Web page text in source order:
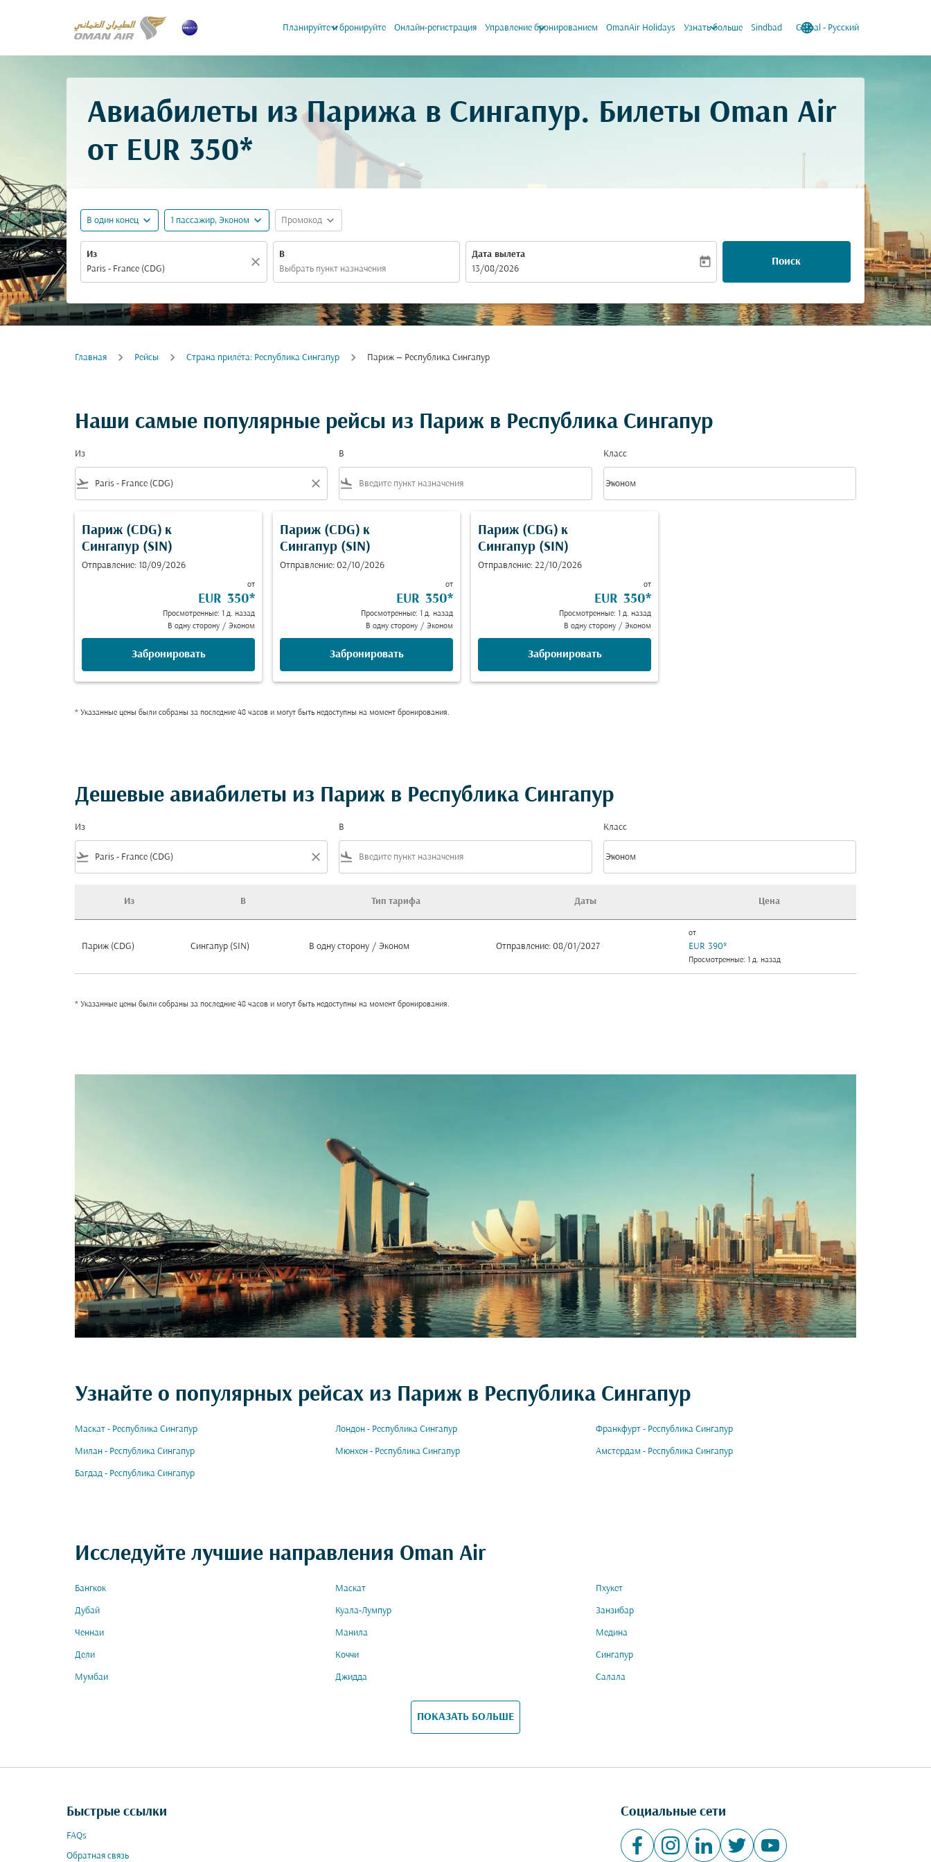
Планируйте и бронируйте
keyboard_arrow_down Онлайн-регистрация Управление бронированием
keyboard_arrow_down OmanAir Holidays Узнать больше
keyboard_arrow_down Sindbad language
Global - Русский
keyboard_arrow_down
Авиабилеты из Парижа в Сингапур. Билеты Oman Air
от EUR 350*
В один конец expand_more 1 пассажир, Эконом expand_more Промокод expand_more
Из
close
В
Дата вылета
fc-booking-departure-date-aria-label
13/08/2026
today Поиск
Главная Рейсы Cтрана прилёта: Республика Сингапур Париж — Республика Сингапур
Наши самые популярные рейсы из Париж в Республика Сингапур
Из
flight_takeoff close
В
flight_land
Класс
Класс option Эконом Selected
Эконом
keyboard_arrow_down
Париж (CDG) к
Сингапур (SIN)
Отправление: 18/09/2026
от
EUR 350*
Просмотренные: 1 д. назад
В одну сторону / Эконом
Забронировать
Париж (CDG) к
Сингапур (SIN)
Отправление: 02/10/2026
от
EUR 350*
Просмотренные: 1 д. назад
В одну сторону / Эконом
Забронировать
Париж (CDG) к
Сингапур (SIN)
Отправление: 22/10/2026
от
EUR 350*
Просмотренные: 1 д. назад
В одну сторону / Эконом
Забронировать
* Указанные цены были собраны за последние 48 часов и могут быть недоступны на момент бронирования.
Дешевые авиабилеты из Париж в Республика Сингапур
Из
flight_takeoff close
В
flight_land
Класс
Класс option Эконом Selected
Эконом
keyboard_arrow_down
Из В Тип тарифа Даты Цена
Париж (CDG) Сингапур (SIN) В одну сторону / Эконом Отправление: 08/01/2027
от
EUR 390*
Просмотренные: 1 д. назад
* Указанные цены были собраны за последние 48 часов и могут быть недоступны на момент бронирования.
Узнайте о популярных рейсах из Париж в Республика Сингапур
Маскат - Республика Сингапур Лондон - Республика Сингапур Франкфурт - Республика Сингапур
Милан - Республика Сингапур Мюнхен - Республика Сингапур Амстердам - Республика Сингапур
Багдад - Республика Сингапур
Исследуйте лучшие направления Oman Air
Бангкок Маскат Пхукет
Дубай Куала-Лумпур Занзибар
Ченнаи Манила Медина
Дели Коччи Сингапур
Мумбаи Джидда Салала
ПОКАЗАТЬ БОЛЬШЕ
Быстрые ссылки
FAQs
Обратная связь
Социальные сети